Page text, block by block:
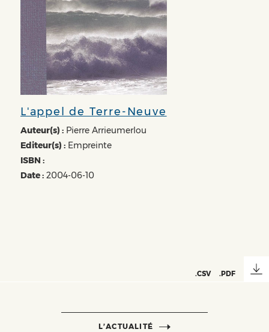
L'appel de Terre-Neuve
Auteur(s) : Pierre Arrieumerlou
Editeur(s) : Empreinte
ISBN :
Date : 2004-06-10
.CSV .PDF
L’ACTUALITÉ